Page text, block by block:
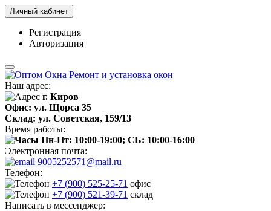
Личный кабинет
Регистрация
Авторизация
Наш адрес:
г. Киров
Офис: ул. Щорса 35
Склад: ул. Советская, 159/13
Время работы:
Пн-Пт: 10:00-19:00; СБ: 10:00-16:00
Электронная почта:
9005252571@mail.ru
Телефон:
+7 (900) 525-25-71 офис
+7 (900) 521-39-71 склад
Написать в мессенджер: